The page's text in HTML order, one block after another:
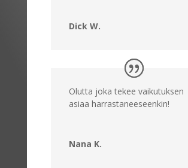
Dick W.
Olutta joka tekee vaikutuksen
asiaa harrastaneeseenkin!
Nana K.